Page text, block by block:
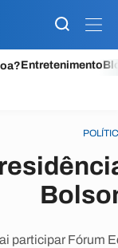
Entretenimento
participar Fórum